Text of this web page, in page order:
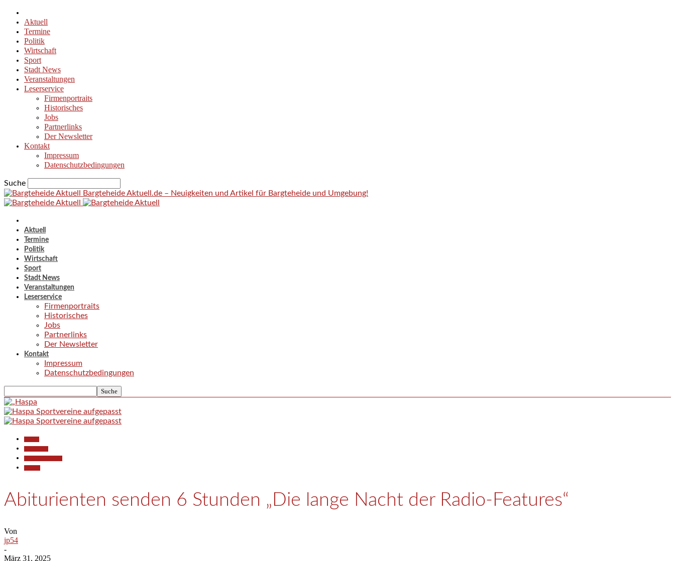
Aktuell
Termine
Politik
Wirtschaft
Sport
Stadt News
Veranstaltungen
Leserservice
Firmenportraits
Historisches
Jobs
Partnerlinks
Der Newsletter
Kontakt
Impressum
Datenschutzbedingungen
Suche
Bargteheide Aktuell.de – Neuigkeiten und Artikel für Bargteheide und Umgebung!
Aktuell
Termine
Politik
Wirtschaft
Sport
Stadt News
Veranstaltungen
Leserservice
Firmenportraits
Historisches
Jobs
Partnerlinks
Der Newsletter
Kontakt
Impressum
Datenschutzbedingungen
Abiturienten senden 6 Stunden „Die lange Nacht der Radio-Features“
Von
jp54
-
März 31, 2025